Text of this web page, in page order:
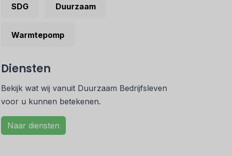
SDG Duurzaam
Warmtepomp
Diensten
Bekijk wat wij vanuit Duurzaam Bedrijfsleven
voor u kunnen betekenen.
Naar diensten